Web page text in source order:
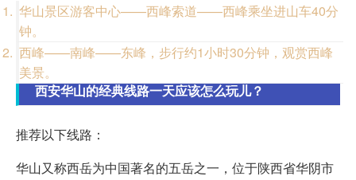
华山景区游客中心——西峰索道——西峰乘坐进山车40分
钟。
西峰——南峰——东峰，步行约1小时30分钟，观赏西峰
美景。
西安华山的经典线路一天应该怎么玩儿？
推荐以下线路：
华山又称西岳为中国著名的五岳之一，位于陕西省华阴市